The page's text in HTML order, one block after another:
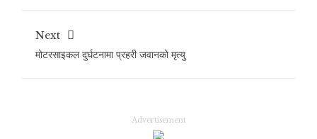
Next
मोटरसाइकल दुर्घटनामा प्रहरी जवानको मृत्यु
Advertisement